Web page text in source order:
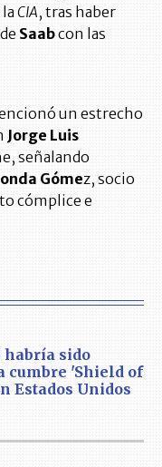
laCIA, tras haber
Saabcon las
un estrecho
Jorge Luis
señalando
Gómez, socio
cómplice e
habría sido
cumbre 'Shield of
Estados Unidos